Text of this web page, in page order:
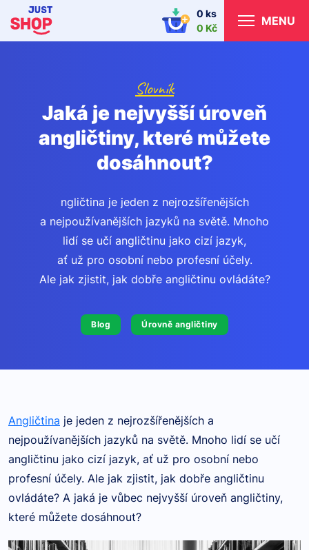
0 ks
0 Kč
MENU
Slovník
Jaká je nejvyšší úroveň
angličtiny, které můžete
dosáhnout?
ngličtina je jeden z nejrozšířenějších
a nejpoužívanějších jazyků na světě. Mnoho
lidí se učí angličtinu jako cizí jazyk,
ať už pro osobní nebo profesní účely.
Ale jak zjistit, jak dobře angličtinu ovládáte?
Blog Úrovně angličtiny
Angličtina je jeden z nejrozšířenějších a
nejpoužívanějších jazyků na světě. Mnoho lidí se učí
angličtinu jako cizí jazyk, ať už pro osobní nebo
profesní účely. Ale jak zjistit, jak dobře angličtinu
ovládáte? A jaká je vůbec nejvyšší úroveň angličtiny,
které můžete dosáhnout?